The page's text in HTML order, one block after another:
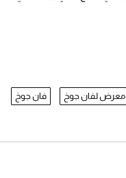
معرض لفان جوخ فان جوخ